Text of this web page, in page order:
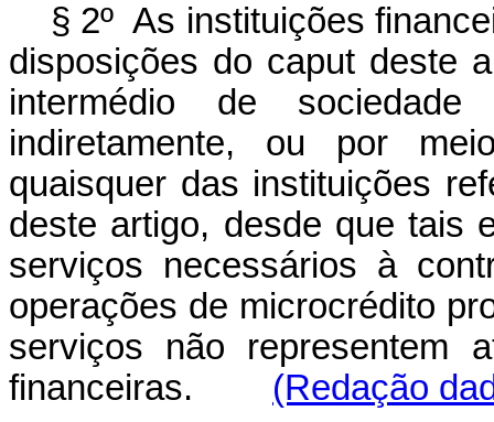
§ 2º As instituições
disposições do caput deste
intermédio de
indiretamente, ou por
quaisquer das instituições
deste artigo, desde que tais
serviços necessários à
operações de microcrédito
serviços não representem
financeiras.
(Redação